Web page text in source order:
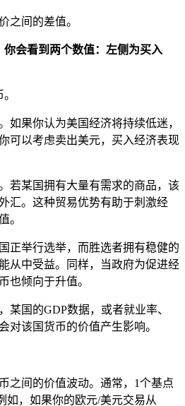
之间的差值。
你会看到两个数值：左侧为买入
如果你认为美国经济将持续低迷，
可以考虑卖出美元，买入经济表现
若某国拥有大量有需求的商品，该
汇。这种贸易优势有助于刺激经
。
正举行选举，而胜选者拥有稳健的
从中受益。同样，当政府为促进经
也倾向于升值。
某国的GDP数据，或者就业率、
对该国货币的价值产生影响。
之间的价值波动。通常，1个基点
如，如果你的欧元/美元交易从